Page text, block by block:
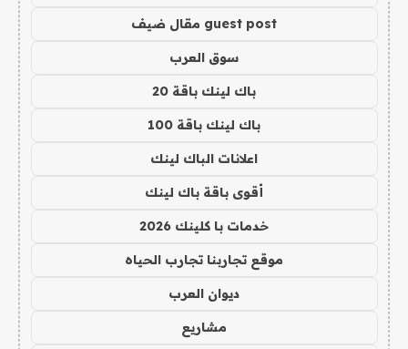
guest post مقال ضيف
سوق العرب
باك لينك باقة 20
باك لينك باقة 100
اعلانات الباك لينك
أقوى باقة باك لينك
خدمات با كلينك 2026
موقع تجاربنا تجارب الحياه
ديوان العرب
مشاريع